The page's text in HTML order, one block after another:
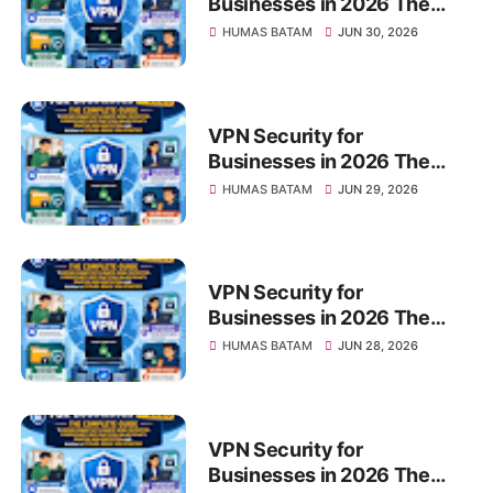
Future-Ready VPN Strategy
Complete Guide to Secure
Privacy, Sensitive Data
Protection, and Building a
Future-Ready VPN Strategy
HUMAS BATAM JUN 30, 2026
VPN Security for
Businesses in 2026 The
Complete Guide to Secure
Privacy, Sensitive Data
Protection, and Building a
Future-Ready VPN Strategy
HUMAS BATAM JUN 29, 2026
VPN Security for
Businesses in 2026 The
Complete Guide to Secure
Privacy, Sensitive Data
Protection, and Building a
HUMAS BATAM JUN 28, 2026
VPN Security for
Businesses in 2026 The